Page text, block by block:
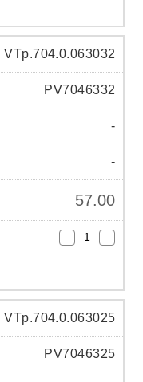
VTp.704.0.063032
PV7046332
-
-
57.00
VTp.704.0.063025
PV7046325